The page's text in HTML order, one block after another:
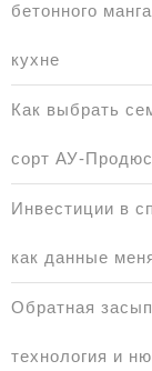
бетонного
кухне
Как выбрать
сорт АУ-
Инвестиции в
как данные
Обратная
технология и